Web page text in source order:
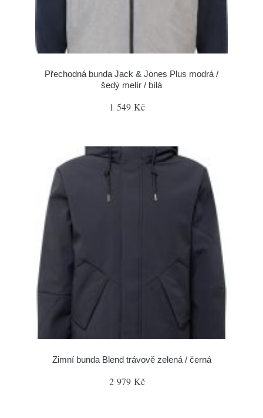
Přechodná bunda Jack & Jones Plus modrá /
šedý melír / bílá
1 549 Kč
Zimní bunda Blend trávově zelená / černá
2 979 Kč